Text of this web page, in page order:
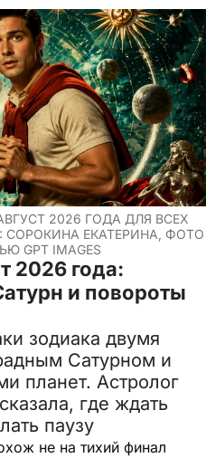
2026 ГОДА ДЛЯ ВСЕХ
ЕКАТЕРИНА, ФОТО
GPT IMAGES
2026 года:
и повороты
зодиака двумя
Сатурном и
планет. Астролог
где ждать
паузу
не на тихий финал